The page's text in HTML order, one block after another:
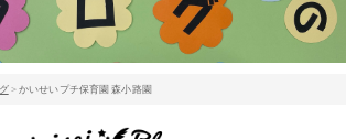
>かいせいプチ保育園 森小路園